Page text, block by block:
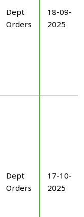
Dept
Orders
18-09-
2025
Dept
Orders
17-10-
2025